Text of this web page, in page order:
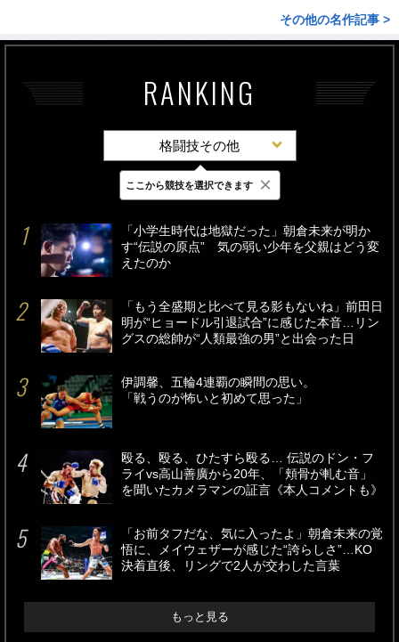
その他の名作記事 >
RANKING
格闘技その他
最新 24時間 週間
「小学生時代は地獄だった」朝倉未来が明か
す“伝説の原点” 気の弱い少年を父親はどう変
えたのか
「もう全盛期と比べて見る影もないね」前田日
明が“ヒョードル引退試合”に感じた本音…リン
グスの総帥が“人類最強の男”と出会った日
伊調馨、五輪4連覇の瞬間の思い。
「戦うのが怖いと初めて思った」
殴る、殴る、ひたすら殴る… 伝説のドン・フ
ライvs高山善廣から20年、「頬骨が軋む音」
を聞いたカメラマンの証言《本人コメントも》
「お前タフだな、気に入ったよ」朝倉未来の覚
悟に、メイウェザーが感じた“誇らしさ”…KO
決着直後、リングで2人が交わした言葉
もっと見る
ここから競技を選択できます ×